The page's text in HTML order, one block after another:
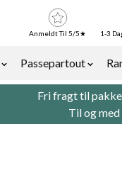
Passepartout
Anmeldt Til 5/5★ 1-3
Fri fragt til
Til og